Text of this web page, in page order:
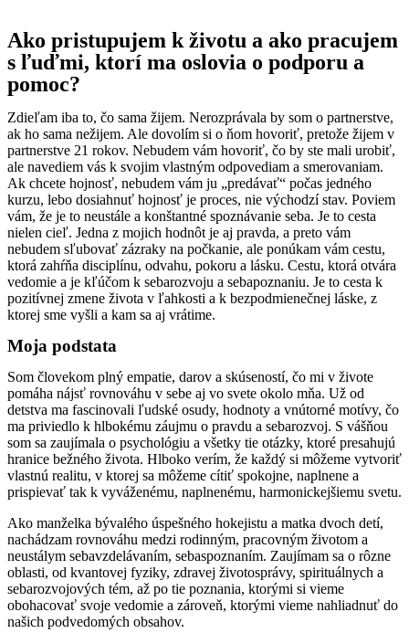
Ako pristupujem k životu a ako pracujem
s ľuďmi, ktorí ma oslovia o podporu a
pomoc?
Zdieľam iba to, čo sama žijem. Nerozprávala by som o partnerstve,
ak ho sama nežijem. Ale dovolím si o ňom hovoriť, pretože žijem v
partnerstve 21 rokov. Nebudem vám hovoriť, čo by ste mali urobiť,
ale navediem vás k svojim vlastným odpovediam a smerovaniam.
Ak chcete hojnosť, nebudem vám ju „predávať“ počas jedného
kurzu, lebo dosiahnuť hojnosť je proces, nie východzí stav. Poviem
vám, že je to neustále a konštantné spoznávanie seba. Je to cesta
nielen cieľ. Jedna z mojich hodnôt je aj pravda, a preto vám
nebudem sľubovať zázraky na počkanie, ale ponúkam vám cestu,
ktorá zahŕňa disciplínu, odvahu, pokoru a lásku. Cestu, ktorá otvára
vedomie a je kľúčom k sebarozvoju a sebapoznaniu. Je to cesta k
pozitívnej zmene života v ľahkosti a k bezpodmienečnej láske, z
ktorej sme vyšli a kam sa aj vrátime.
Moja podstata
Som človekom plný empatie, darov a skúseností, čo mi v živote
pomáha nájsť rovnováhu v sebe aj vo svete okolo mňa. Už od
detstva ma fascinovali ľudské osudy, hodnoty a vnútorné motívy, čo
ma priviedlo k hlbokému záujmu o pravdu a sebarozvoj. S vášňou
som sa zaujímala o psychológiu a všetky tie otázky, ktoré presahujú
hranice bežného života. Hlboko verím, že každý si môžeme vytvoriť
vlastnú realitu, v ktorej sa môžeme cítiť spokojne, naplnene a
prispievať tak k vyváženému, naplnenému, harmonickejšiemu svetu.
Ako manželka bývalého úspešného hokejistu a matka dvoch detí,
nachádzam rovnováhu medzi rodinným, pracovným životom a
neustálym sebavzdelávaním, sebaspoznaním. Zaujímam sa o rôzne
oblasti, od kvantovej fyziky, zdravej životosprávy, spirituálnych a
sebarozvojových tém, až po tie poznania, ktorými si vieme
obohacovať svoje vedomie a zároveň, ktorými vieme nahliadnuť do
našich podvedomých obsahov.